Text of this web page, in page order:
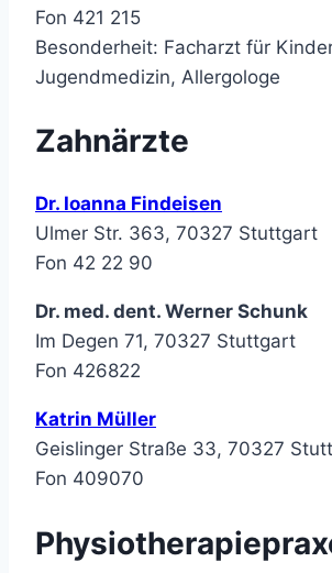
Fon 421 215
Besonderheit: Facharzt für
Jugendmedizin, Allergologe
Zahnärzte
Dr. Ioanna Findeisen
Ulmer Str. 363, 70327 Stuttgart
Fon 42 22 90
Dr. med. dent. Werner Schunk
Im Degen 71, 70327 Stuttgart
Fon 426822
Katrin Müller
Geislinger Straße 33, 70327
Fon 409070